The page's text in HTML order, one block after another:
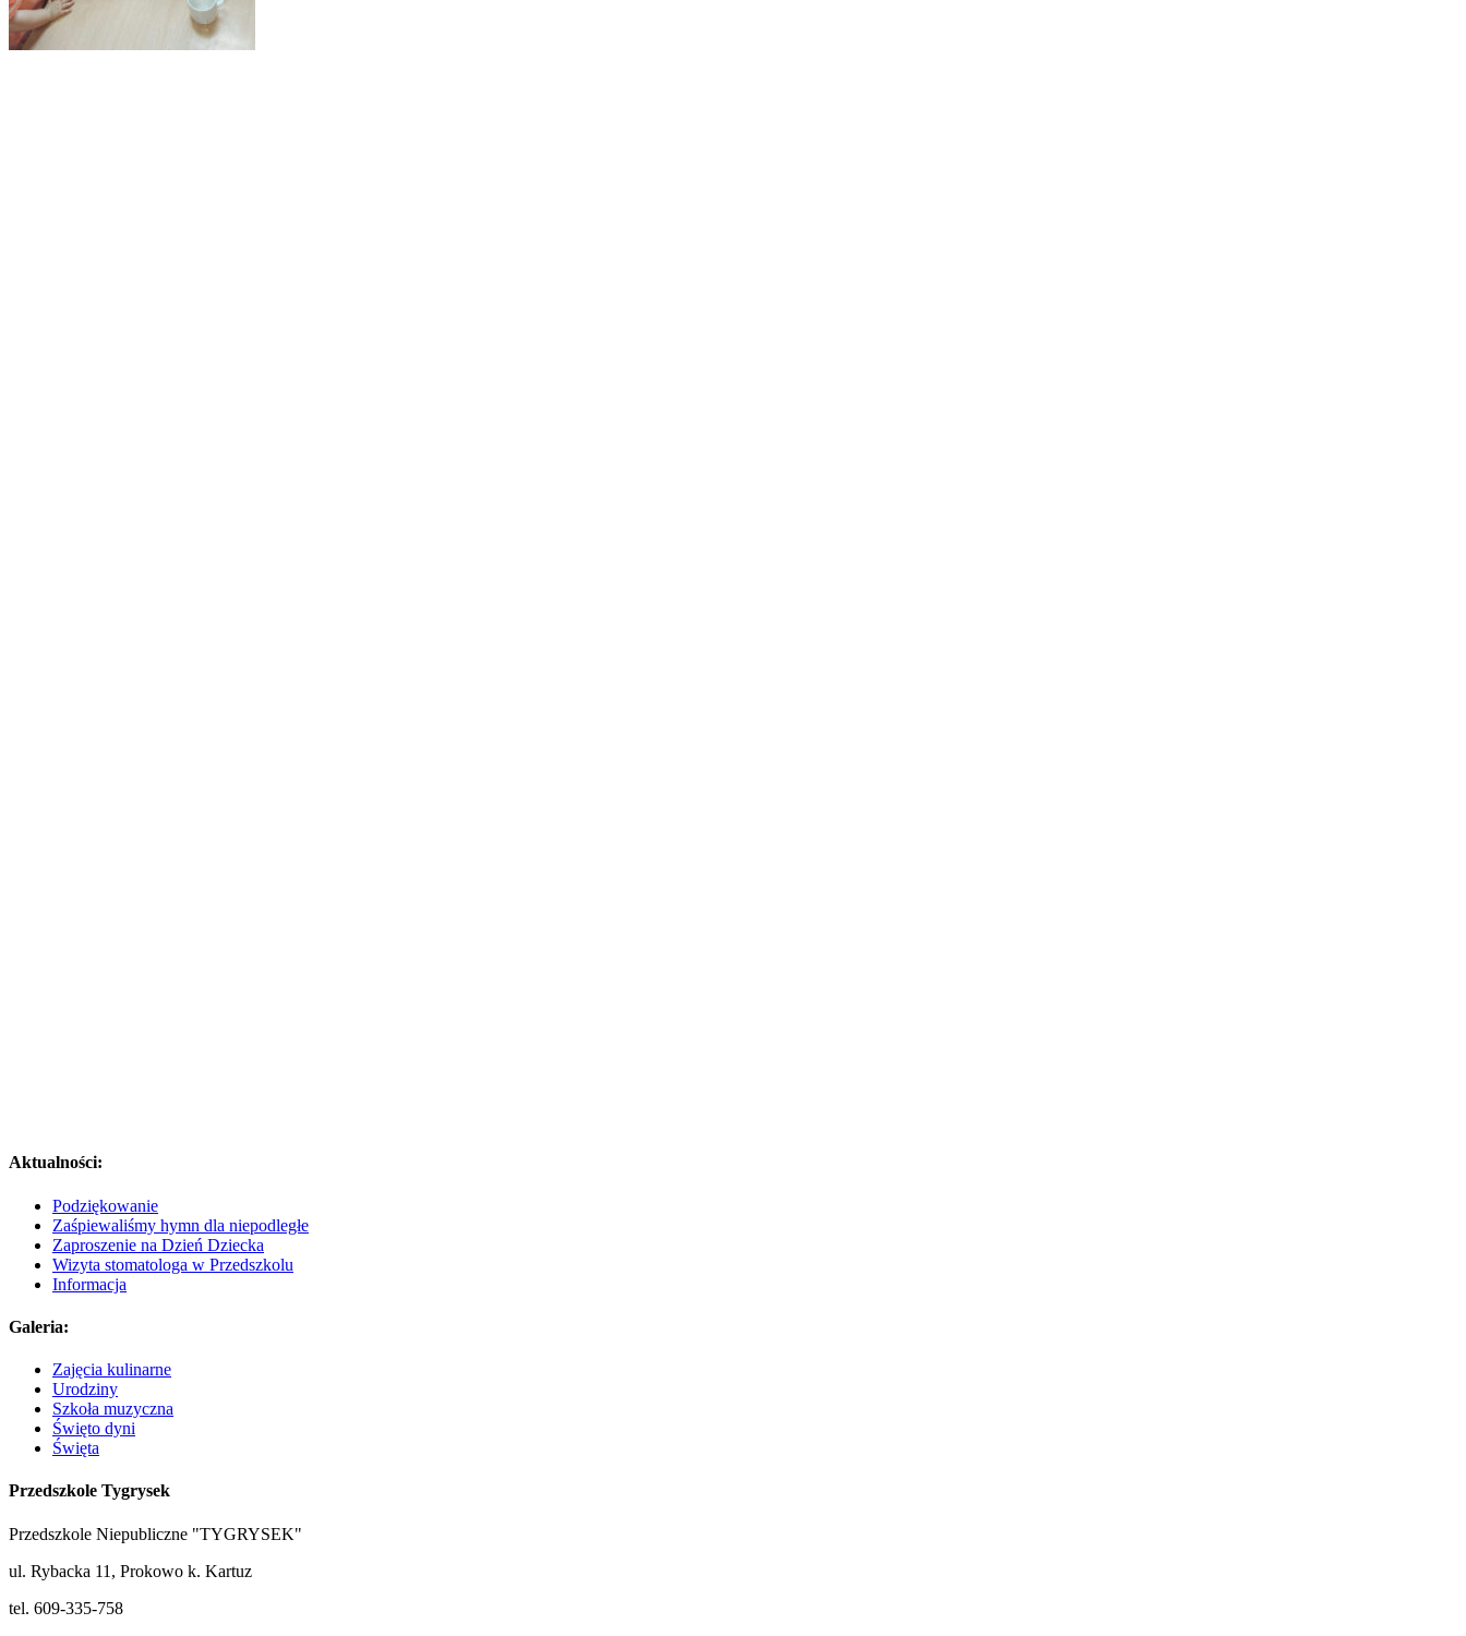
Aktualności:
Podziękowanie
Zaśpiewaliśmy hymn dla niepodległe
Zaproszenie na Dzień Dziecka
Wizyta stomatologa w Przedszkolu
Informacja
Galeria:
Zajęcia kulinarne
Urodziny
Szkoła muzyczna
Święto dyni
Święta
Przedszkole Tygrysek
Przedszkole Niepubliczne "TYGRYSEK"
ul. Rybacka 11, Prokowo k. Kartuz
tel. 609-335-758